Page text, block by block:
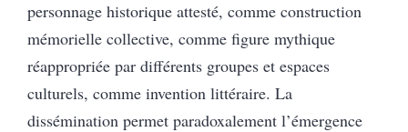
personnage historique attesté, comme construction
mémorielle collective, comme figure mythique
réappropriée par différents groupes et espaces
culturels, comme invention littéraire. La
dissémination permet paradoxalement l’émergence